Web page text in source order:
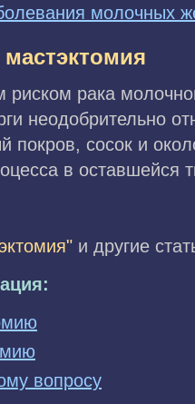
молочных
риском рака
неодобрительно
покров, сосок и
в оставшейся
и другие
вопросу